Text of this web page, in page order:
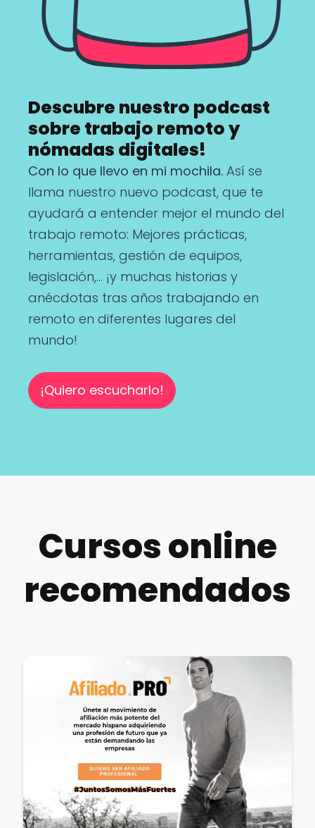
Descubre nuestro podcast
sobre trabajo remoto y
nómadas digitales!
Con lo que llevo en mi mochila. Así se
llama nuestro nuevo podcast, que te
ayudará a entender mejor el mundo del
trabajo remoto: Mejores prácticas,
herramientas, gestión de equipos,
legislación,… ¡y muchas historias y
anécdotas tras años trabajando en
remoto en diferentes lugares del
mundo!
¡Quiero escucharlo!
Cursos online
recomendados